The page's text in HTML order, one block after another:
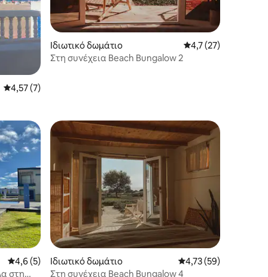
Μέση βαθμολογία: 4,57 στα 5, 7 κριτικές
4,57 (7)
Ιδιωτικό δωμάτιο Μέση βαθμολογία:
4,7 (27)
Στη συνέχεια Beach Bungalow 2
Μέση βαθμολογία: 4,6 στα 5, 5 κριτικές
4,6 (5)
στη
Ιδιωτικό δωμάτιο Μέση βαθμολογία:
4,73 (59)
Στη συνέχεια Beach Bungalow 4